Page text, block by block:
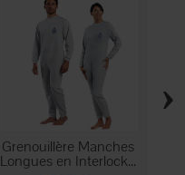
Grenouillère Manches
Longues en Interlock...
›